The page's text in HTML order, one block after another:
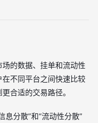
的数据、挂单和流动性
不同平台之间快速比较
合适的交易路径。
息分散”和“流动性分散”